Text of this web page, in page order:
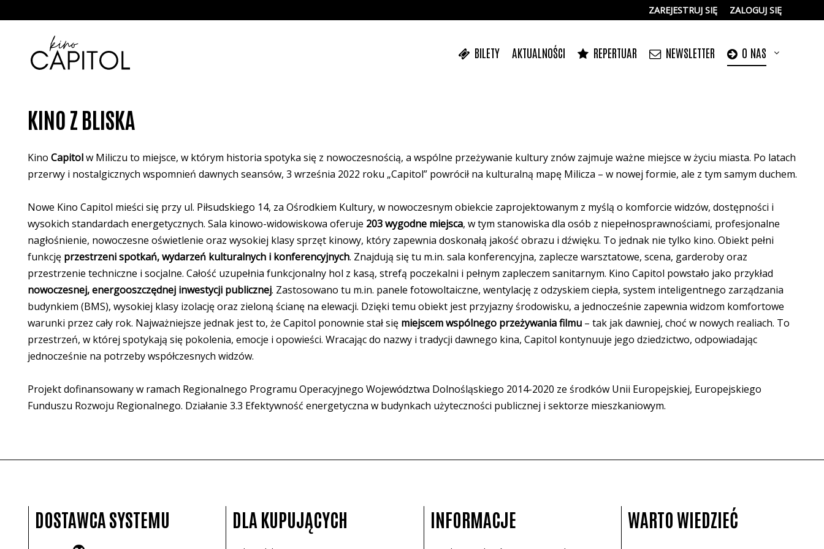
ZAREJESTRUJ SIĘ ZALOGUJ SIĘ
BILETY AKTUALNOŚCI REPERTUAR NEWSLETTER O NAS
KINO Z BLISKA
Kino Capitolw Miliczu to miejsce, w którym historia spotyka się z nowoczesnością, a wspólne przeżywanie kultury znów zajmuje ważne miejsce w życiu miasta. Po latach
przerwy i nostalgicznych wspomnień dawnych seansów, 3 września 2022 roku „Capitol” powrócił na kulturalną mapę Milicza – w nowej formie, ale z tym samym duchem.
Nowe Kino Capitol mieści się przy ul. Piłsudskiego 14, za Ośrodkiem Kultury, w nowoczesnym obiekcie zaprojektowanym z myślą o komforcie widzów, dostępności i
wysokich standardach energetycznych. Sala kinowo-widowiskowa oferuje 203 wygodne miejsca, w tym stanowiska dla osób z niepełnosprawnościami, profesjonalne
nagłośnienie, nowoczesne oświetlenie oraz wysokiej klasy sprzęt kinowy, który zapewnia doskonałą jakość obrazu i dźwięku. To jednak nie tylko kino. Obiekt pełni
funkcję przestrzeni spotkań, wydarzeń kulturalnych i konferencyjnych. Znajdują się tu m.in. sala konferencyjna, zaplecze warsztatowe, scena, garderoby oraz
przestrzenie techniczne i socjalne. Całość uzupełnia funkcjonalny hol z kasą, strefą poczekalni i pełnym zapleczem sanitarnym. Kino Capitol powstało jako przykład
nowoczesnej, energooszczędnej inwestycji publicznej. Zastosowano tu m.in. panele fotowoltaiczne, wentylację z odzyskiem ciepła, system inteligentnego zarządzania
budynkiem (BMS), wysokiej klasy izolację oraz zieloną ścianę na elewacji. Dzięki temu obiekt jest przyjazny środowisku, a jednocześnie zapewnia widzom komfortowe
warunki przez cały rok. Najważniejsze jednak jest to, że Capitol ponownie stał się miejscem wspólnego przeżywania filmu– tak jak dawniej, choć w nowych realiach. To
przestrzeń, w której spotykają się pokolenia, emocje i opowieści. Wracając do nazwy i tradycji dawnego kina, Capitol kontynuuje jego dziedzictwo, odpowiadając
jednocześnie na potrzeby współczesnych widzów.
Projekt dofinansowany w ramach Regionalnego Programu Operacyjnego Województwa Dolnośląskiego 2014-2020 ze środków Unii Europejskiej, Europejskiego
Funduszu Rozwoju Regionalnego. Działanie 3.3 Efektywność energetyczna w budynkach użyteczności publicznej i sektorze mieszkaniowym.
DOSTAWCA SYSTEMU DLA KUPUJĄCYCH INFORMACJE WARTO WIEDZIEĆ